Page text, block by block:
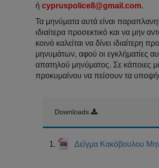
ή cypruspolice8@gmail.com.
Τα μηνύματα αυτά είναι
ιδιαίτερα προσεκτικό και να μην
κοινό καλείται να δίνει ιδιαίτερη
μηνυμάτων, αφού οι εγκλήματίες
απατηλού μηνύματος. Σε κάποιες
προκυμαίνου να πείσουν τα
Downloads
Δείγμα Κακόβουλου